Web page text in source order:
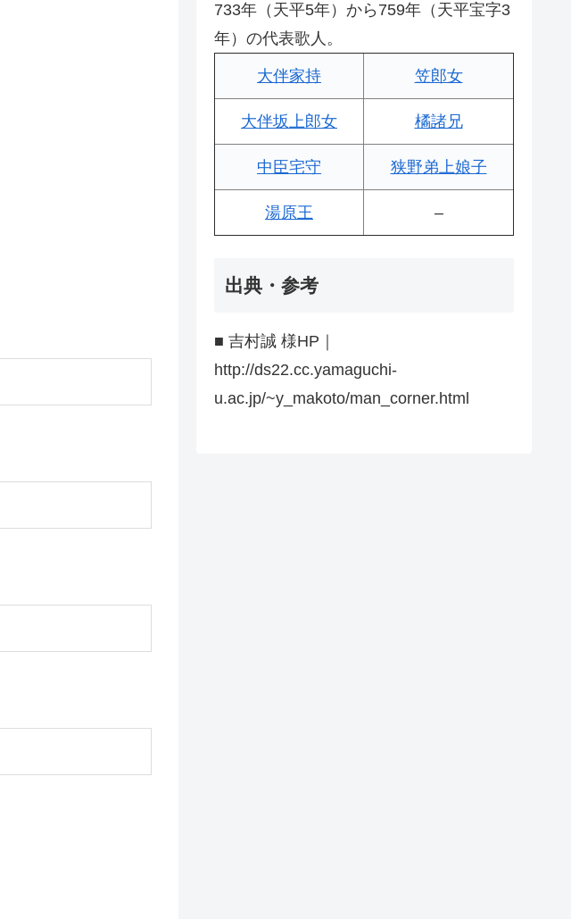
733年（天平5年）から759年（天平宝字3
年）の代表歌人。
大伴家持 笠郎女
大伴坂上郎女 橘諸兄
中臣宅守 狭野弟上娘子
湯原王 –
出典・参考
■ 吉村誠 様HP｜
http://ds22.cc.yamaguchi-
u.ac.jp/~y_makoto/man_corner.html